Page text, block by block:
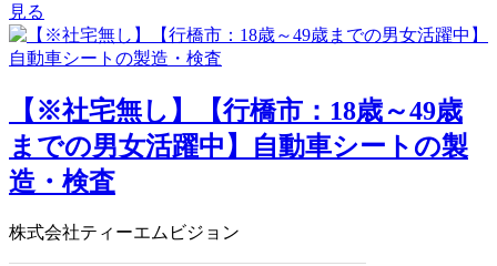
見る
【※社宅無し】【行橋市：18歳～49歳
までの男女活躍中】自動車シートの製
造・検査
株式会社ティーエムビジョン